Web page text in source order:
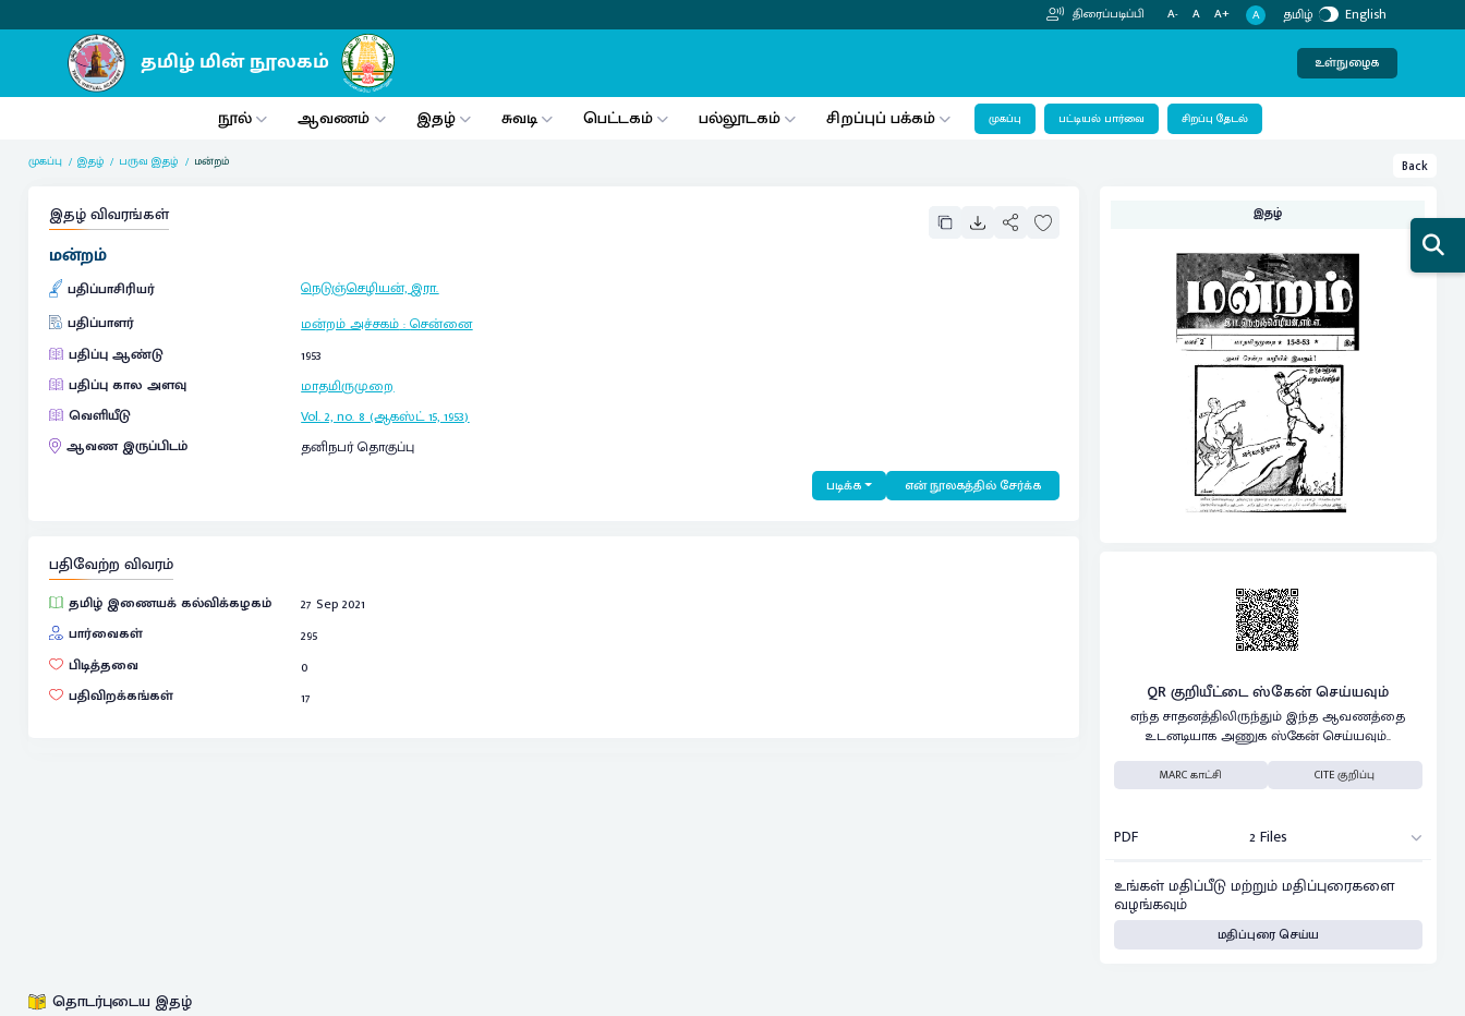
திரைப்படிப்பி A- A A+ A தமிழ் English
உள்நுழைக
நூல் ஆவணம் இதழ் சுவடி பெட்டகம் பல்லூடகம் சிறப்புப் பக்கம் முகப்பு பட்டியல் பார்வை சிறப்பு தேடல்
முகப்பு இதழ் பருவ இதழ் மன்றம் Back
இதழ் விவரங்கள்
மன்றம்
பதிப்பாசிரியர்
நெடுஞ்செழியன், இரா.
பதிப்பாளர்
மன்றம் அச்சகம்:சென்னை
பதிப்பு ஆண்டு
1953
பதிப்பு கால அளவு
மாதமிருமுறை
வெளியீடு
Vol. 2, no. 8 (ஆகஸ்ட் 15, 1953)
ஆவண இருப்பிடம்
தனிநபர் தொகுப்பு
படிக்க என் நூலகத்தில் சேர்க்க
பதிவேற்ற விவரம்
தமிழ் இணையக் கல்விக்கழகம்
27 Sep 2021
பார்வைகள்
295
பிடித்தவை
0
பதிவிறக்கங்கள்
17
இதழ்
QR குறியீட்டை ஸ்கேன் செய்யவும்
எந்த சாதனத்திலிருந்தும் இந்த ஆவணத்தை
உடனடியாக அணுக ஸ்கேன் செய்யவும்..
MARC காட்சி CITE குறிப்பு
PDF 2 Files
உங்கள் மதிப்பீடு மற்றும் மதிப்புரைகளை
வழங்கவும்
மதிப்புரை செய்ய
தொடர்புடைய இதழ்